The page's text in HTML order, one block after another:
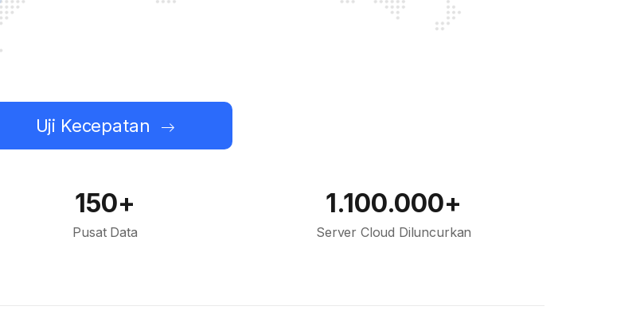
Uji Kecepatan
150+
Pusat Data
1.100.000+
Server Cloud Diluncurkan